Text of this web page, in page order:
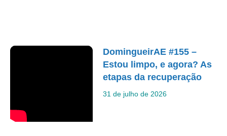
DomingueirAE #155 –
Estou limpo, e agora? As
etapas da recuperação
31 de julho de 2026